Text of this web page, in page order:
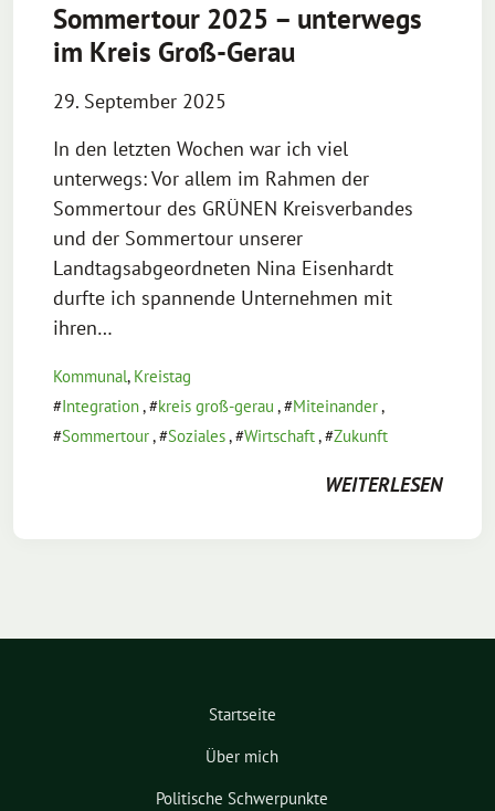
Sommertour 2025 – unterwegs
im Kreis Groß-Gerau
29. September 2025
In den letzten Wochen war ich viel
unterwegs: Vor allem im Rahmen der
Sommertour des GRÜNEN Kreisverbandes
und der Sommertour unserer
Landtagsabgeordneten Nina Eisenhardt
durfte ich spannende Unternehmen mit
ihren…
Kommunal, Kreistag
Integration, kreis groß-gerau , Miteinander,
Sommertour, Soziales, Wirtschaft, Zukunft
WEITERLESEN
Startseite
Über mich
Politische Schwerpunkte